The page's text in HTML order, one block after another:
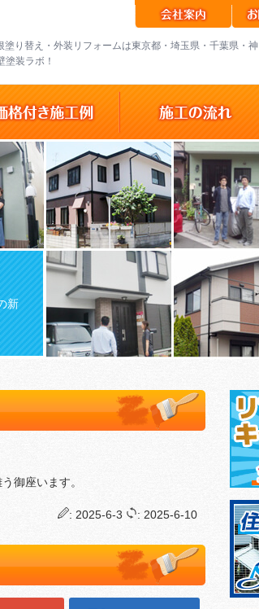
塗り替え・外装リフォームは東京都・埼玉県・千葉県・神
塗装ラボ！
新
御座います。
: 2025-6-3 : 2025-6-10